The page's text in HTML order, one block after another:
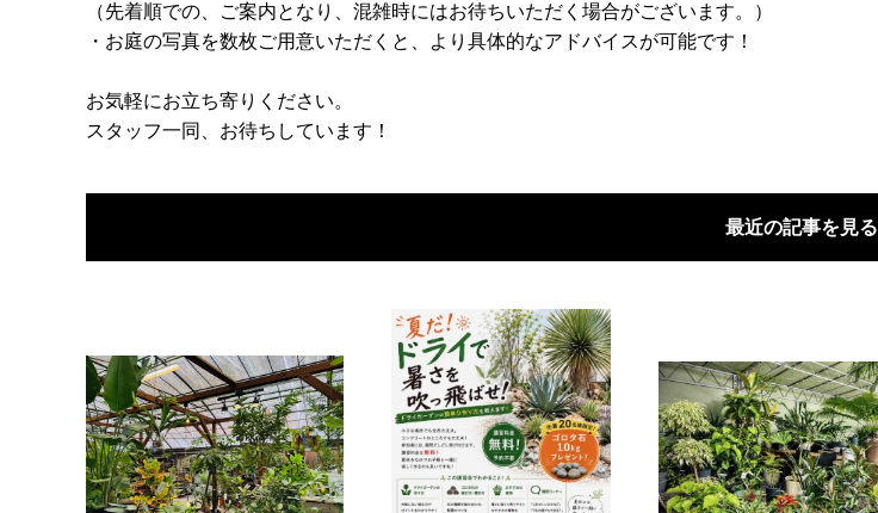
（先着順での、ご案内となり、混雑時にはお待ちいただく場合がございます。）
・お庭の写真を数枚ご用意いただくと、より具体的なアドバイスが可能です！
お気軽にお立ち寄りください。
スタッフ一同、お待ちしています！
最近の記事を見る